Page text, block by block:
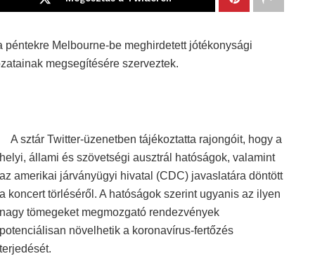
Melbourne-be meghirdetett jótékonysági
megsegítésére szerveztek.
A sztár Twitter-üzenetben tájékoztatta rajongóit, hogy a
helyi, állami és szövetségi ausztrál hatóságok, valamint
az amerikai járványügyi hivatal (CDC) javaslatára döntött
a koncert törléséről. A hatóságok szerint ugyanis az ilyen
nagy tömegeket megmozgató rendezvények
potenciálisan növelhetik a koronavírus-fertőzés
terjedését.